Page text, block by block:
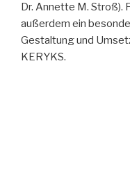
Dr. Annette M. Stroß).
außerdem ein
Gestaltung und
KERYKS.